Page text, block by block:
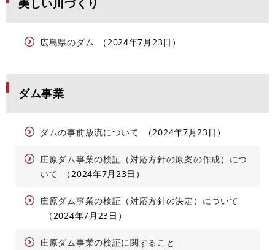
美しい川づくり
広島県のダム 2024年7月23日
ダム事業
ダムの事前放流について 2024年7月23日
庄原ダム事業の検証（対応方針の原案の作成）につ
いて
2024年7月23日
庄原ダム事業の検証（対応方針の決定）について
2024年7月23日
庄原ダム事業の検証に関すること